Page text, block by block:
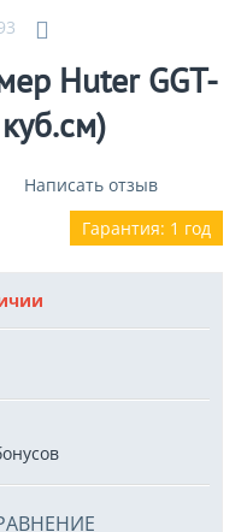
Huter GGT-
Написать отзыв
Гарантия: 1 год